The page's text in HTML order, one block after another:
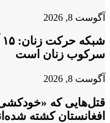
آگوست 8, 2026
سرکوب زنان است
آگوست 8, 2026
افغانستان کشته